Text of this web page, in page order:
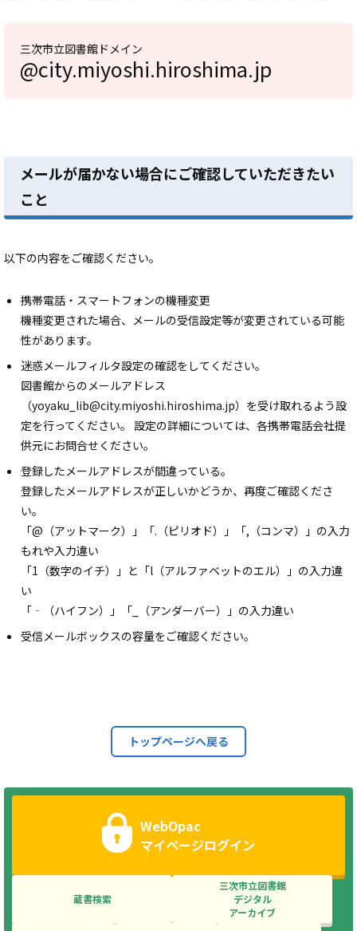
三次市立図書館ドメイン
@city.miyoshi.hiroshima.jp
メールが届かない場合にご確認していただきたい
こと
以下の内容をご確認ください。
携帯電話・スマートフォンの機種変更
機種変更された場合、メールの受信設定等が変更されている可能
性があります。
迷惑メールフィルタ設定の確認をしてください。
図書館からのメールアドレス
（yoyaku_lib@city.miyoshi.hiroshima.jp）を受け取れるよう設
定を行ってください。 設定の詳細については、各携帯電話会社提
供元にお問合せください。
登録したメールアドレスが間違っている。
登録したメールアドレスが正しいかどうか、再度ご確認くださ
い。
「@（アットマーク）」「.（ピリオド）」「,（コンマ）」の入力
もれや入力違い
「1（数字のイチ）」と「l（アルファベットのエル）」の入力違
い
「‐（ハイフン）」「_（アンダーバー）」の入力違い
受信メールボックスの容量をご確認ください。
トップページへ戻る
WebOpac
マイページログイン
蔵書検索
三次市立図書館
デジタル
アーカイブ